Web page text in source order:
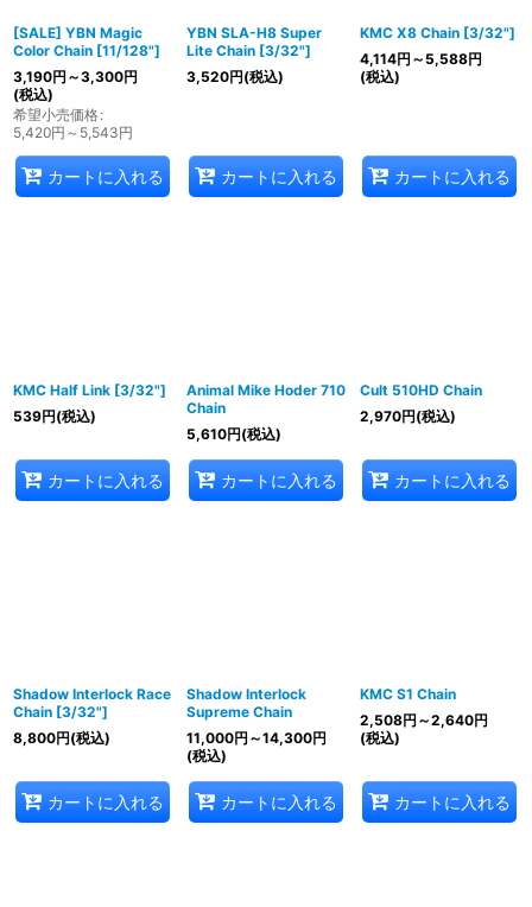
[SALE] YBN Magic
Color Chain [11/128"]
3,190円 ～3,300円
(税込)
希望小売価格:
5,420円 ～5,543円
カートに入れる
YBN SLA-H8 Super
Lite Chain [3/32"]
3,520円(税込)
カートに入れる
KMC X8 Chain [3/32"]
4,114円 ～5,588円
(税込)
カートに入れる
KMC Half Link [3/32"]
539円(税込)
カートに入れる
Animal Mike Hoder 710
Chain
5,610円(税込)
カートに入れる
Cult 510HD Chain
2,970円(税込)
カートに入れる
Shadow Interlock Race
Chain [3/32"]
8,800円(税込)
カートに入れる
Shadow Interlock
Supreme Chain
11,000円 ～14,300円
(税込)
カートに入れる
KMC S1 Chain
2,508円 ～2,640円
(税込)
カートに入れる